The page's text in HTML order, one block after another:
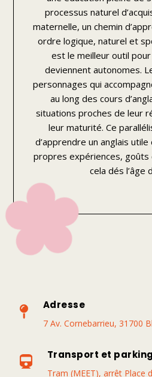
processus naturel
maternelle, un chemin
ordre logique, naturel et
est le meilleur outil
deviennent autonomes.
personnages qui
au long des cours
situations proches de leur
leur maturité. Ce
d’apprendre un anglais
propres expériences,
cela dés l’âge
 Adresse
7 Av. Cornebarrieu, 31700
 Transport et parking
Tram (MEET), arrêt Place